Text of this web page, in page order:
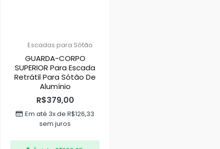
Escadas para Sótão
GUARDA-CORPO
SUPERIOR Para Escada
Retrátil Para Sótão De
Alumínio
R$379,00
Em até 3x de R$126,33
sem juros